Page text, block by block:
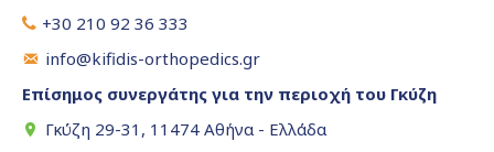
+30 210 92 36 333
info@kifidis-orthopedics.gr
Επίσημος συνεργάτης για την περιοχή του Γκύζη
Γκύζη 29-31, 11474 Αθήνα - Ελλάδα